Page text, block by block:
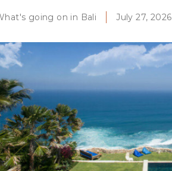
going on in Bali July 27, 2026